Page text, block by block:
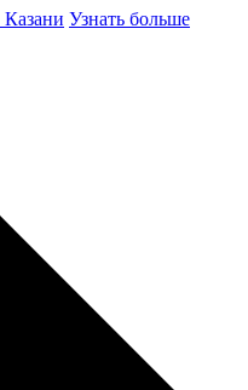
Казани Узнать больше